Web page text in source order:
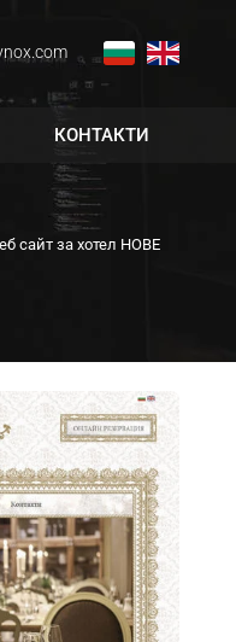
КОНТАКТИ
сайт за хотел НОВЕ